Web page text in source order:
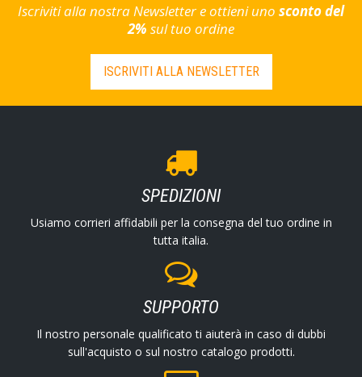
Iscriviti alla nostra Newsletter e ottieni uno sconto del
2% sul tuo ordine
ISCRIVITI ALLA NEWSLETTER
SPEDIZIONI
Usiamo corrieri affidabili per la consegna del tuo ordine in
tutta italia.
SUPPORTO
Il nostro personale qualificato ti aiuterà in caso di dubbi
sull'acquisto o sul nostro catalogo prodotti.